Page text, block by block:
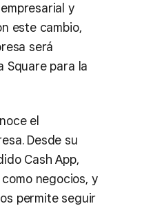
y
este cambio,
será
Square para la
el
Desde su
Cash App,
negocios, y
permite seguir